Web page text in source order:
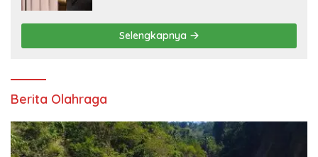
Selengkapnya
Berita Olahraga